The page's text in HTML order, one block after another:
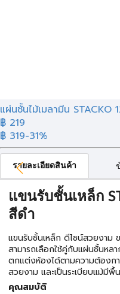
แผ่นชั้นไม้เมลามีน STACKO
฿ 219
฿ 319-31%
รายละเอียดสินค้า
แขนรับชั้นเหล็ก
สีดำ
แขนรับชั้นเหล็ก ดีไซน์สวยงาม
สามารถเลือกใช้คู่กับแผ่นชั้นหล
ตกแต่งห้องได้ตามความต้องก
สวยงาม และเป็นระเบียบแม้มีพื้
คุณสมบัติ